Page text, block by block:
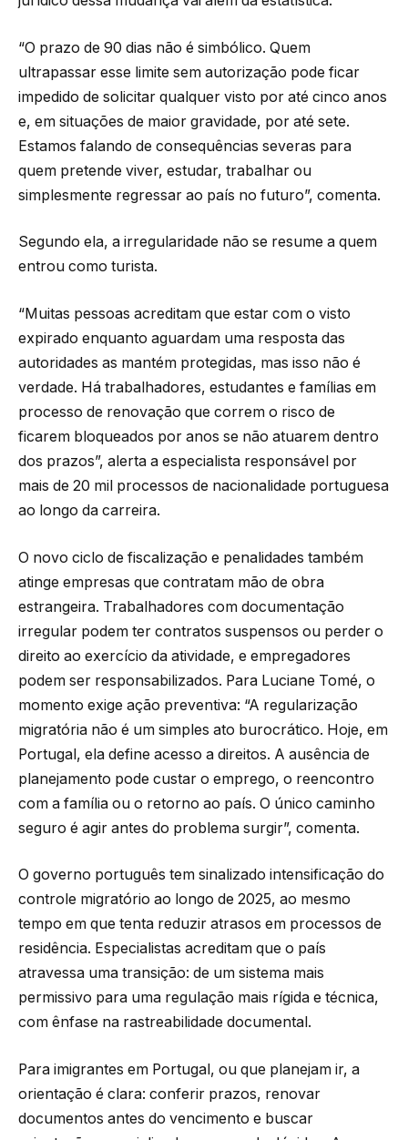
“O prazo de 90 dias não é simbólico. Quem
ultrapassar esse limite sem autorização pode ficar
impedido de solicitar qualquer visto por até cinco anos
e, em situações de maior gravidade, por até sete.
Estamos falando de consequências severas para
quem pretende viver, estudar, trabalhar ou
simplesmente regressar ao país no futuro”, comenta.
Segundo ela, a irregularidade não se resume a quem
entrou como turista.
“Muitas pessoas acreditam que estar com o visto
expirado enquanto aguardam uma resposta das
autoridades as mantém protegidas, mas isso não é
verdade. Há trabalhadores, estudantes e famílias em
processo de renovação que correm o risco de
ficarem bloqueados por anos se não atuarem dentro
dos prazos”, alerta a especialista responsável por
mais de 20 mil processos de nacionalidade portuguesa
ao longo da carreira.
O novo ciclo de fiscalização e penalidades também
atinge empresas que contratam mão de obra
estrangeira. Trabalhadores com documentação
irregular podem ter contratos suspensos ou perder o
direito ao exercício da atividade, e empregadores
podem ser responsabilizados. Para Luciane Tomé, o
momento exige ação preventiva: “A regularização
migratória não é um simples ato burocrático. Hoje, em
Portugal, ela define acesso a direitos. A ausência de
planejamento pode custar o emprego, o reencontro
com a família ou o retorno ao país. O único caminho
seguro é agir antes do problema surgir”, comenta.
O governo português tem sinalizado intensificação do
controle migratório ao longo de 2025, ao mesmo
tempo em que tenta reduzir atrasos em processos de
residência. Especialistas acreditam que o país
atravessa uma transição: de um sistema mais
permissivo para uma regulação mais rígida e técnica,
com ênfase na rastreabilidade documental.
Para imigrantes em Portugal, ou que planejam ir, a
orientação é clara: conferir prazos, renovar
documentos antes do vencimento e buscar